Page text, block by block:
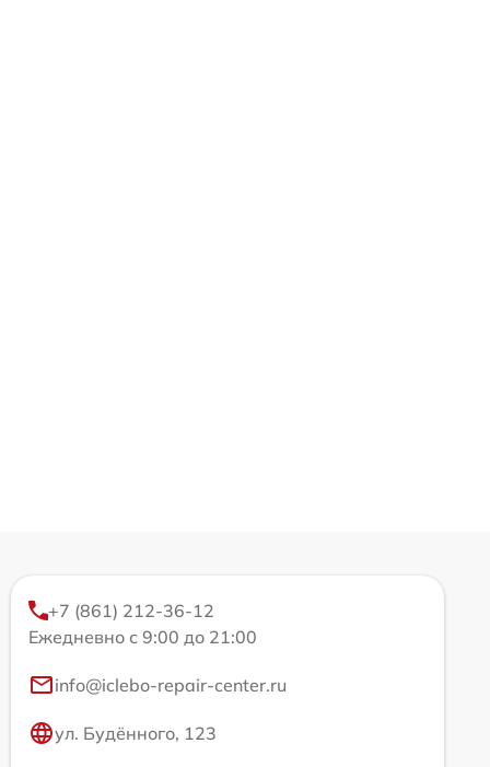
+7 (861) 212-36-12
Ежедневно с 9:00 до 21:00
info@iclebo-repair-center.ru
ул. Будённого, 123